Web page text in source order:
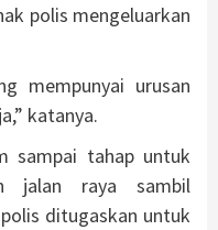
polis mengeluarkan
mempunyai urusan
katanya.
sampai tahap untuk
jalan raya sambil
ditugaskan untuk